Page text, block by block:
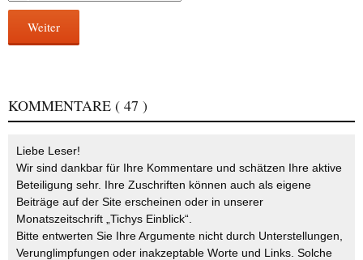
Weiter
KOMMENTARE ( 47 )
Liebe Leser!
Wir sind dankbar für Ihre Kommentare und schätzen Ihre aktive
Beteiligung sehr. Ihre Zuschriften können auch als eigene
Beiträge auf der Site erscheinen oder in unserer
Monatszeitschrift „Tichys Einblick“.
Bitte entwerten Sie Ihre Argumente nicht durch Unterstellungen,
Verunglimpfungen oder inakzeptable Worte und Links. Solche